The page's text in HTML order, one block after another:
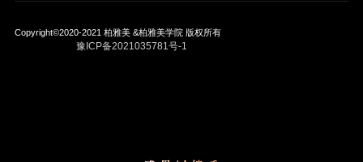
Copyright©2020-2021 柏雅美 &柏雅美学院 版权所有
豫ICP备2021035781号-1